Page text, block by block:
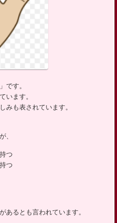
です。
います。
みも表されています。
、
つ
つ
あるとも言われています。